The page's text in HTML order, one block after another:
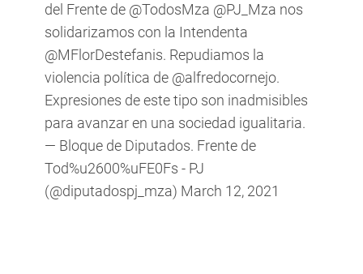
del Frente de @TodosMza @PJ_Mza nos
solidarizamos con la Intendenta
@MFlorDestefanis. Repudiamos la
violencia política de @alfredocornejo.
Expresiones de este tipo son inadmisibles
para avanzar en una sociedad igualitaria.
— Bloque de Diputados. Frente de
Tod%u2600%uFE0Fs - PJ
(@diputadospj_mza) March 12, 2021